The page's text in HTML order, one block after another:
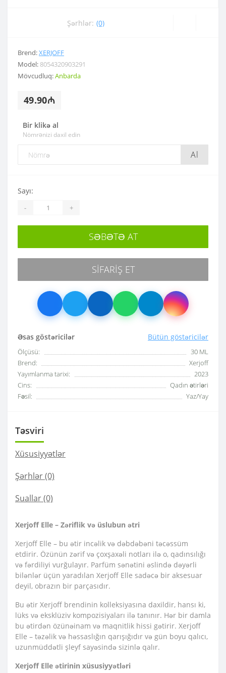
Şərhlər: (0)
Brend:XERJOFF
Model: 8054320903291
Mövcudluq:Anbarda
49.90₼
Bir klikə al
Nömrənizi daxil edin
Al
Əsas göstəricilər Bütün göstəricilər
Ölçüsü:
30 ML
Brend:
Xerjoff
Yayımlanma tarixi:
2023
Cins:
Qadın ətirləri
Fəsil:
Yaz/Yay
Sayı:
- +
SƏBƏTƏ AT
SIFARIŞ ET
Təsviri
Xüsusiyyətlər
Şərhlər (0)
Suallar(0)
Xerjoff Elle – Zəriflik və üslubun ətri
Xerjoff Elle – bu ətir incəlik və dəbdəbəni təcəssüm
etdirir. Özünün zərif və çoxşaxəli notları ilə o, qadınsılığı
və fərdiliyi vurğulayır. Parfüm sənətini əslində dəyərli
bilənlər üçün yaradılan Xerjoff Elle sadəcə bir aksesuar
deyil, obrazın bir parçasıdır.
Bu ətir Xerjoff brendinin kolleksiyasına daxildir, hansı ki,
lüks və eksklüziv kompozisiyaları ilə tanınır. Hər bir damla
bu ətirdən özünəinam və maqnitlik hissi gətirir. Xerjoff
Elle – təzəlik və həssaslığın qarışığıdır və gün boyu qalıcı,
uzunmüddətli şleyf sayəsində sizinlə qalır.
Xerjoff Elle ətirinin xüsusiyyətləri